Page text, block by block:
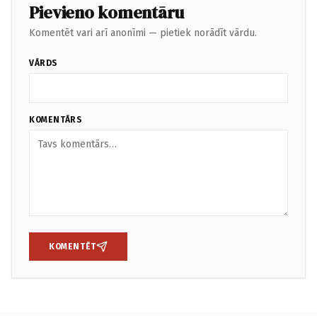
Pievieno komentāru
Komentēt vari arī anonīmi — pietiek norādīt vārdu.
VĀRDS
KOMENTĀRS
KOMENTĒT